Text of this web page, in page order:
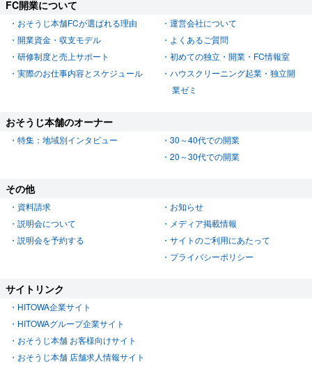
FC開業について
おそうじ本舗FCが選ばれる理由
開業資金・収支モデル
研修制度と売上サポート
実際のお仕事内容とスケジュール
運営会社について
よくあるご質問
初めての独立・開業・FC情報室
ハウスクリーニング起業・独立開
業ゼミ
おそうじ本舗のオーナー
特集：地域別インタビュー
30～40代での開業
20～30代での開業
その他
資料請求
説明会について
説明会を予約する
お知らせ
メディア掲載情報
サイトのご利用にあたって
プライバシーポリシー
サイトリンク
HITOWA企業サイト
HITOWAグループ企業サイト
おそうじ本舗 お客様向けサイト
おそうじ本舗 店舗求人情報サイト